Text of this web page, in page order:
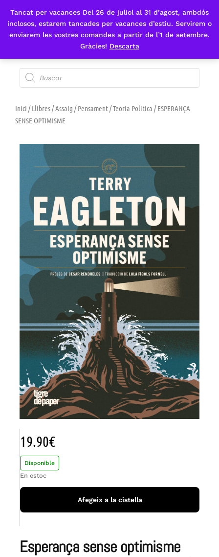
Tancat per vacances Del 26 de juliol al 31 d’agost, ambdós
inclosos, estarem tancades per vacances d’estiu. Servirem o
enviarem les vostres comandes a partir de l’1 de setembre.
Gràcies! Descarta
Fes-te'n sòcia
Inici /Llibres/Assaig /Pensament/Teoria Politica / ESPERANÇA
SENSE OPTIMISME
esperança sense optimisme
19.90€
Disponible
En estoc
Afegeix a la cistella